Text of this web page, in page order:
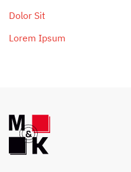
Dolor Sit
Lorem Ipsum